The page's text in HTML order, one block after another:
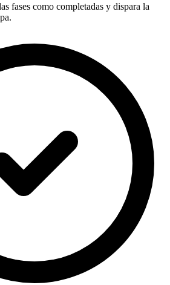
fases como completadas y dispara la